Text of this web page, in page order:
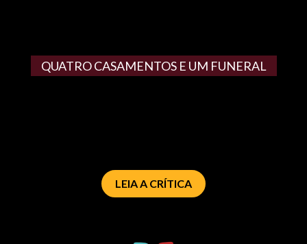
QUATRO CASAMENTOS E UM FUNERAL
LEIA A CRÍTICA